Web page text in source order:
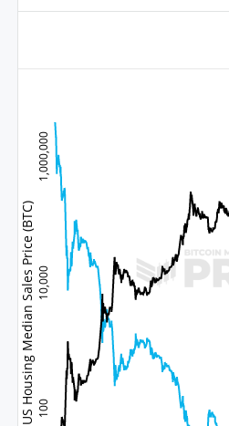
100
10,000
1,000,000
US Housing Median Sales Price (BTC)